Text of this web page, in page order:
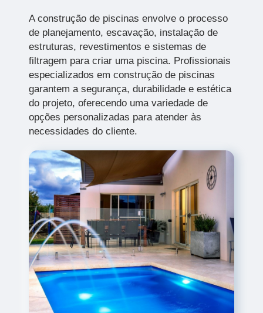
A construção de piscinas envolve o processo
de planejamento, escavação, instalação de
estruturas, revestimentos e sistemas de
filtragem para criar uma piscina. Profissionais
especializados em construção de piscinas
garantem a segurança, durabilidade e estética
do projeto, oferecendo uma variedade de
opções personalizadas para atender às
necessidades do cliente.